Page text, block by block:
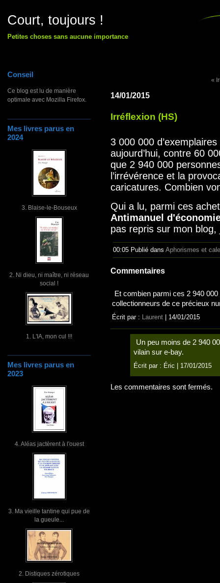
Court, toujours !
Petites choses sans aucune importance
Conseil
Ce blog est lu de manière
optimale avec Mozilla Firefox.
Mes livres parus en
2024
3. Blaise-le-Bouseux
2. Ni dieu, ni maître, ni réseau
social !
1. L'IA, mon cul !!!
Mes livres parus en
2023
4. Aléas jactèrent à l'ouest
3. Ma vieille tantine qui pue de
la gueule...
2. Distiques zérotiques
«
14/01/2015
Irréflexion (HS)
3 000 000
aujourd’hui, contre 60
que 2 940 000
l’irrévérence et la
caricatures. Combien
Qui a lu, parmi ces
Antimanuel
pas repris sur mon blog,
00:05 Publié dans Aphorismes et
Commentaires
Et combien parmi ces 2 940
collectionneurs de ce précieux
Écrit par : Laurent | 14/01/2015
Un peu moins de 2 940
vilain sur e-bay.
Écrit par : Éric | 17/01/2015
Les commentaires sont fermés.